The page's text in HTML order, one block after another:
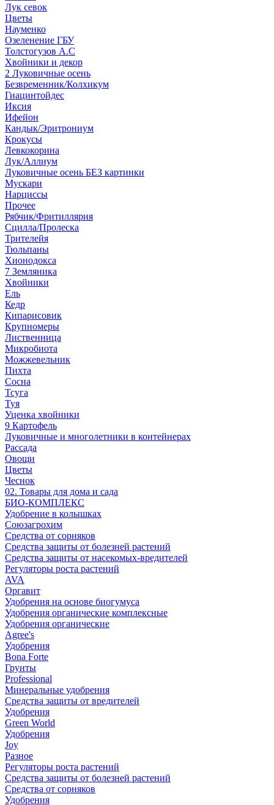
Лук севок
Цветы
Науменко
Озеленение ГБУ
Толстогузов А.С
Хвойники и декор
2 Луковичные осень
Безвременник/Колхикум
Гиацинтойдес
Иксия
Ифейон
Кандык/Эритрониум
Крокусы
Левкокорина
Лук/Аллиум
Луковичные осень БЕЗ картинки
Мускари
Нарциссы
Прочее
Рябчик/Фритиллярия
Сцилла/Пролеска
Трителейя
Тюльпаны
Хионодокса
7 Земляника
Хвойники
Ель
Кедр
Кипарисовик
Крупномеры
Лиственница
Микробиота
Можжевельник
Пихта
Сосна
Тсуга
Туя
Уценка хвойники
9 Картофель
Луковичные и многолетники в контейнерах
Рассада
Овощи
Цветы
Чеснок
02. Товары для дома и сада
БИО-КОМПЛЕКС
Удобрение в колышках
Союзагрохим
Средства от сорняков
Средства защиты от болезней растений
Средства защиты от насекомых-вредителей
Регуляторы роста растений
AVA
Оргавит
Удобрения на основе биогумуса
Удобрения органические комплексные
Удобрения органические
Agree's
Удобрения
Bona Forte
Грунты
Professional
Минеральные удобрения
Средства защиты от вредителей
Удобрения
Green World
Удобрения
Joy
Разное
Регуляторы роста растений
Средства защиты от болезней растений
Средства от сорняков
Удобрения